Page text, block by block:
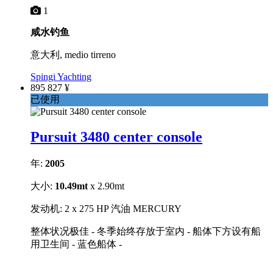
1
咸水钓鱼
意大利, medio tirreno
Spingi Yachting
895 827 ¥
已使用
Pursuit 3480 center console
年: 2005
大小: 10.49mt x 2.90mt
发动机: 2 x 275 HP 汽油 MERCURY
整体状况极佳 - 冬季始终存放于室内 - 船体下方设有船
用卫生间 - 蓝色船体 -